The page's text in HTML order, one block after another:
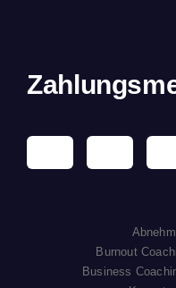
Burnout
Business